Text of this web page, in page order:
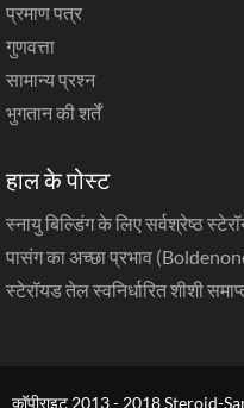
प्रमाण पत्र
गुणवत्ता
सामान्य प्रश्न
भुगतान की शर्तें
हाल के पोस्ट
स्नायु बिल्डिंग के लिए सर्वश्रेष्ठ
पासंग का अच्छा प्रभाव
स्टेरॉयड तेल स्वनिर्धारित शीशी
कॉपीराइट 2013 - 2018 Steroid-